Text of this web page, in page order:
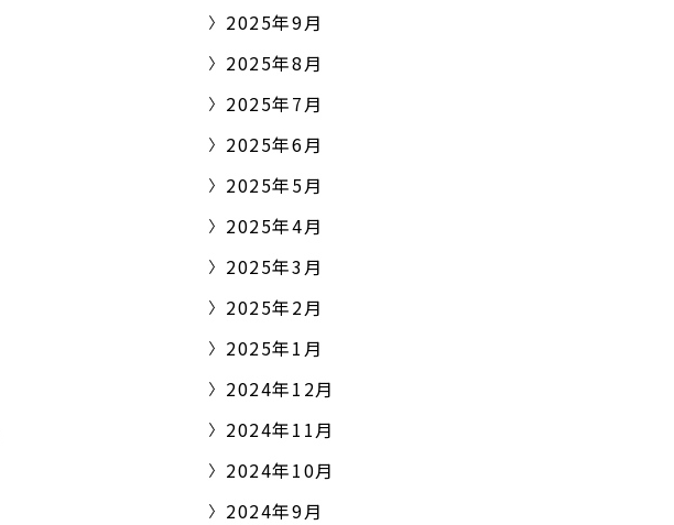
2025年9月
2025年8月
2025年7月
2025年6月
2025年5月
2025年4月
2025年3月
2025年2月
2025年1月
2024年12月
2024年11月
2024年10月
2024年9月